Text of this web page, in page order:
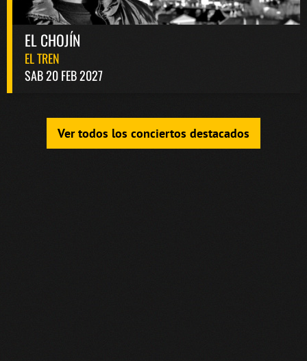
EL CHOJÍN
EL TREN
SAB 20 FEB 2027
Ver todos los conciertos destacados